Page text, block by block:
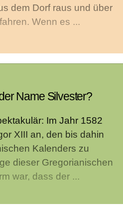
dem Dorf raus und über
Wenn es ...
Name Silvester?
Im Jahr 1582
XIII an, den bis dahin
Kalenders zu
dieser Gregorianischen
war, dass der ...